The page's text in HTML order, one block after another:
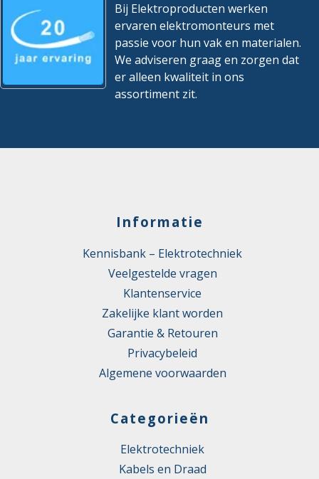
Bij Elektroproducten werken
ervaren elektromonteurs met
passie voor hun vak en materialen.
We adviseren graag en zorgen dat
er alleen kwaliteit in ons
assortiment zit.
Informatie
Kennisbank – Elektrotechniek
Veelgestelde vragen
Klantenservice
Zakelijke klant worden
Garantie & Retouren
Privacybeleid
Algemene voorwaarden
Categorieën
Elektrotechniek
Kabels en Draad